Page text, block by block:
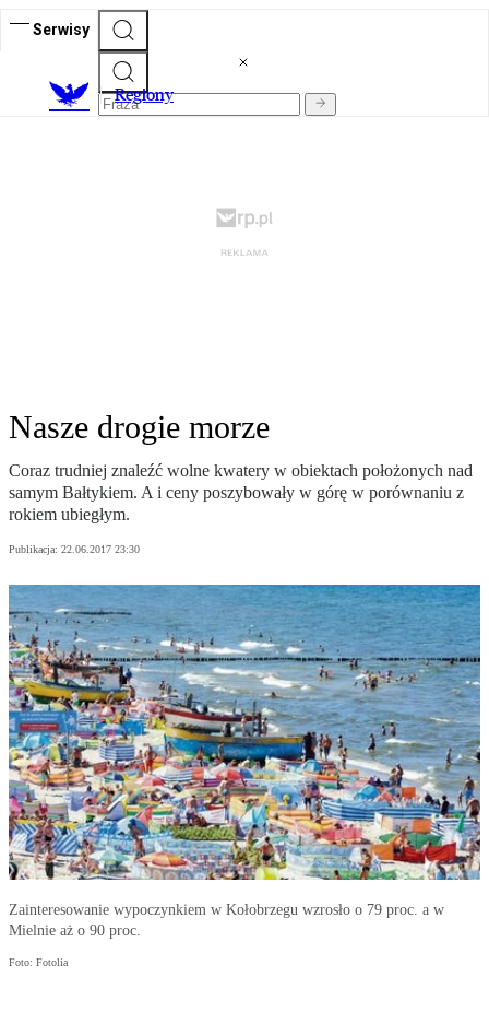
Serwisy
Regiony
Nasze drogie morze
Coraz trudniej znaleźć wolne kwatery w obiektach położonych nad
samym Bałtykiem. A i ceny poszybowały w górę w porównaniu z
rokiem ubiegłym.
Publikacja: 22.06.2017 23:30
Zainteresowanie wypoczynkiem w Kołobrzegu wzrosło o 79 proc. a w
Mielnie aż o 90 proc.
Foto: Fotolia